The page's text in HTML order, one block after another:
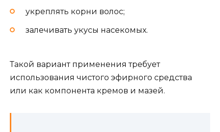
укреплять корни волос;
залечивать укусы насекомых.
Такой вариант применения требует
использования чистого эфирного средства
или как компонента кремов и мазей.